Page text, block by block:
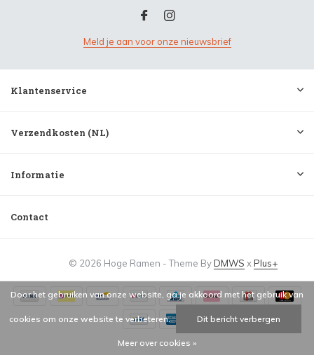
Meld je aan voor onze nieuwsbrief
Klantenservice
Verzendkosten (NL)
Informatie
Contact
© 2026 Hoge Ramen - Theme ByDMWS xPlus+
Door het gebruiken van onze website, ga je akkoord met het gebruik van
cookies om onze website te verbeteren. Dit bericht verbergen
Meer over cookies »